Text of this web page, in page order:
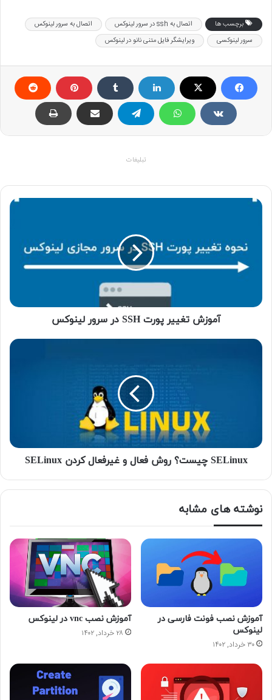
برچسب ها اتصال به ssh در سرور لینوکس
اتصال به سرور لینوکس
سرور لینوکسی
ویرایشگر فایل متنی نانو در لینوکس
تبلیغات
آموزش تغییر پورت SSH در سرور لینوکس
SELinux چیست؟ روش فعال و غیرفعال کردن SELinux
نوشته های مشابه
آموزش نصب فونت فارسی در
لینوکس
۳۰ خرداد, ۱۴۰۲
آموزش نصب vnc در لینوکس
۲۸ خرداد, ۱۴۰۲